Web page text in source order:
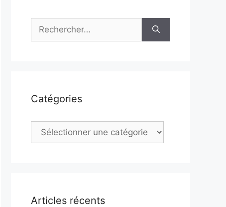
Rechercher :
Catégories
Catégories
Articles récents